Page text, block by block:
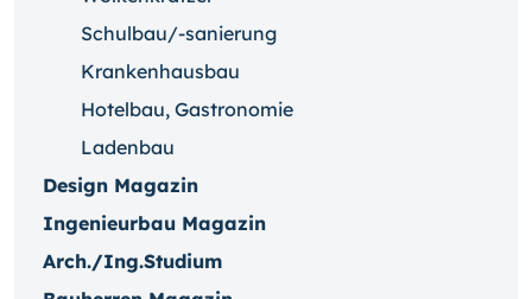
Schulbau/-sanierung
Krankenhausbau
Hotelbau, Gastronomie
Ladenbau
Design Magazin
Ingenieurbau Magazin
Arch./Ing.Studium